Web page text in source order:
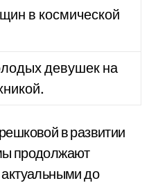
в космической
девушек на
в развитии
продолжают
до